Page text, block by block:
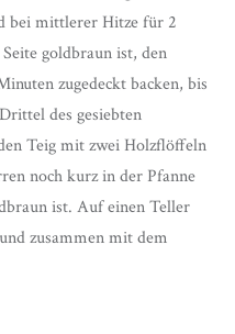
bei mittlerer Hitze für 2
goldbraun ist, den
zugedeckt backen, bis
des gesiebten
Teig mit zwei Holzflöffeln
noch kurz in der Pfanne
ist. Auf einen Teller
zusammen mit dem